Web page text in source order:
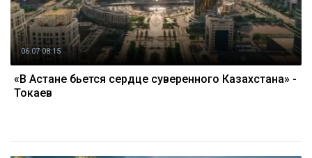
06.07 08:15
«В Астане бьется сердце суверенного Казахстана» -
Токаев